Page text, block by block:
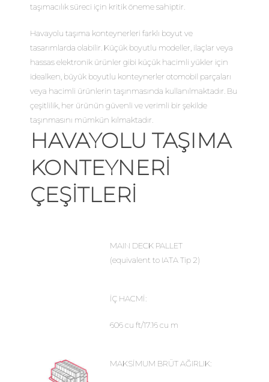
taşımacılık süreci için kritik öneme sahiptir.
Havayolu taşıma konteynerleri farklı boyut ve
tasarımlarda olabilir. Küçük boyutlu modeller, ilaçlar veya
hassas elektronik ürünler gibi küçük hacimli yükler için
idealken, büyük boyutlu konteynerler otomobil parçaları
veya hacimli ürünlerin taşınmasında kullanılmaktadır. Bu
çeşitlilik, her ürünün güvenli ve verimli bir şekilde
taşınmasını mümkün kılmaktadır.
HAVAYOLU TAŞIMA
KONTEYNERI
ÇEŞITLERI
MAIN DECK PALLET
(equivalent to IATA Tip 2)
İÇ HACMİ:
606 cu ft/17.16 cu m
MAKSİMUM BRÜT AĞIRLIK: